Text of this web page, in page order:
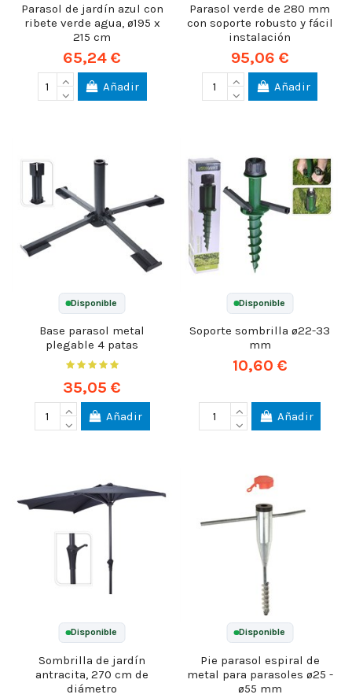
Parasol de jardín azul con
ribete verde agua, ø195 x
215 cm
65,24 €
Añadir
Parasol verde de 280 mm
con soporte robusto y fácil
instalación
95,06 €
Añadir
Disponible
Base parasol metal
plegable 4 patas
35,05 €
Añadir
Disponible
Soporte sombrilla ø22-33
mm
10,60 €
Añadir
Disponible
Sombrilla de jardín
antracita, 270 cm de
diámetro
Disponible
Pie parasol espiral de
metal para parasoles ø25 -
ø55 mm